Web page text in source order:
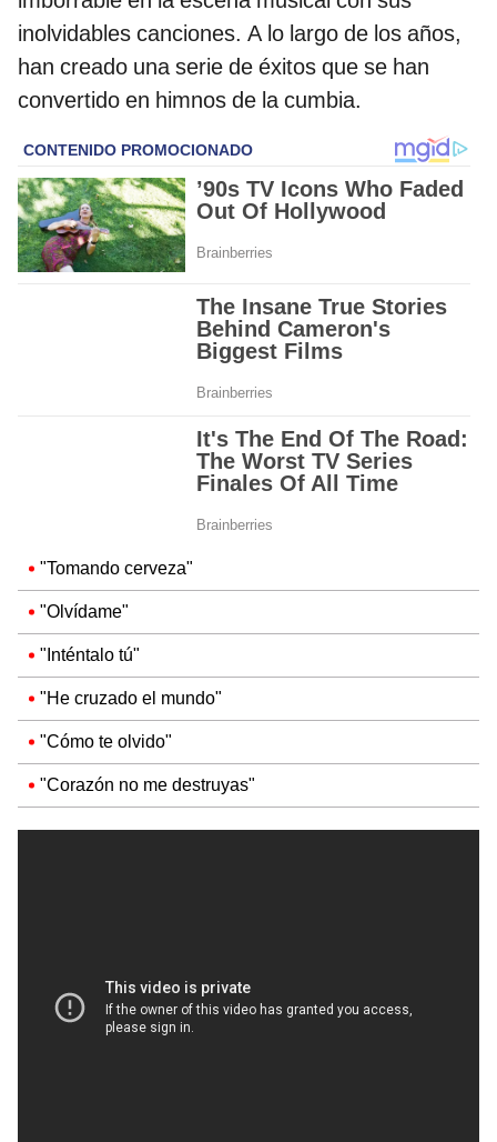
inolvidables canciones. A lo largo de los años,
han creado una serie de éxitos que se han
convertido en himnos de la cumbia.
"Tomando cerveza"
"Olvídame"
"Inténtalo tú"
"He cruzado el mundo"
"Cómo te olvido"
"Corazón no me destruyas"